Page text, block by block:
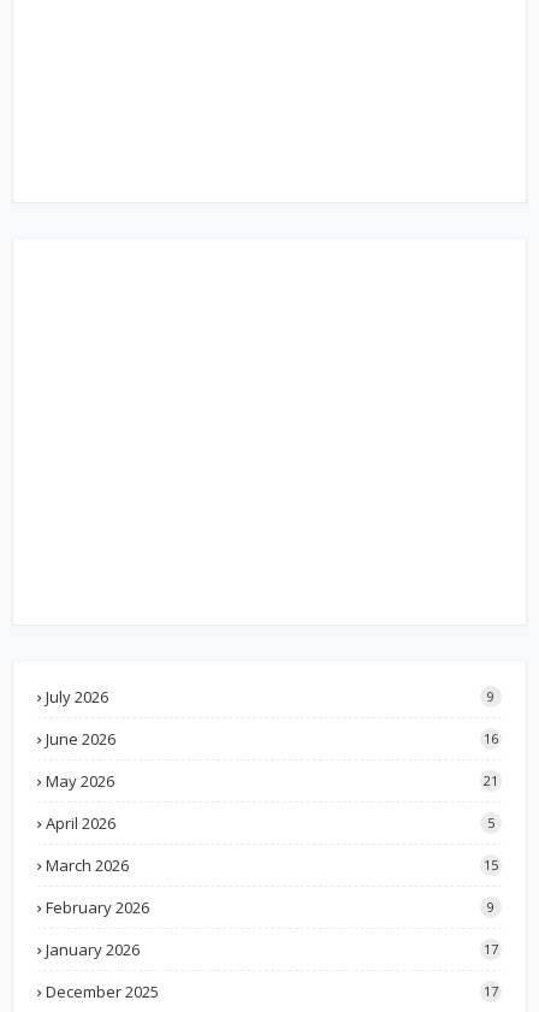
July 2026 9
June 2026 16
May 2026 21
April 2026 5
March 2026 15
February 2026 9
January 2026 17
December 2025 17